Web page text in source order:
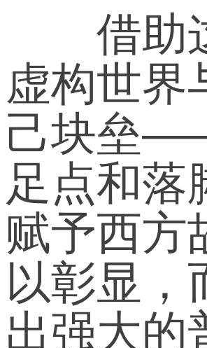
借助这
虚构世界
己块垒
足点和落
赋予西方
以彰显，
出强大的